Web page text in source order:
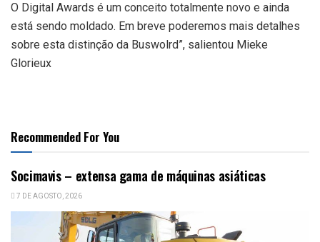
O Digital Awards é um conceito totalmente novo e ainda
está sendo moldado. Em breve poderemos mais detalhes
sobre esta distinção da Buswolrd”, salientou Mieke
Glorieux
Recommended For You
Socimavis – extensa gama de máquinas asiáticas
7 DE AGOSTO, 2026